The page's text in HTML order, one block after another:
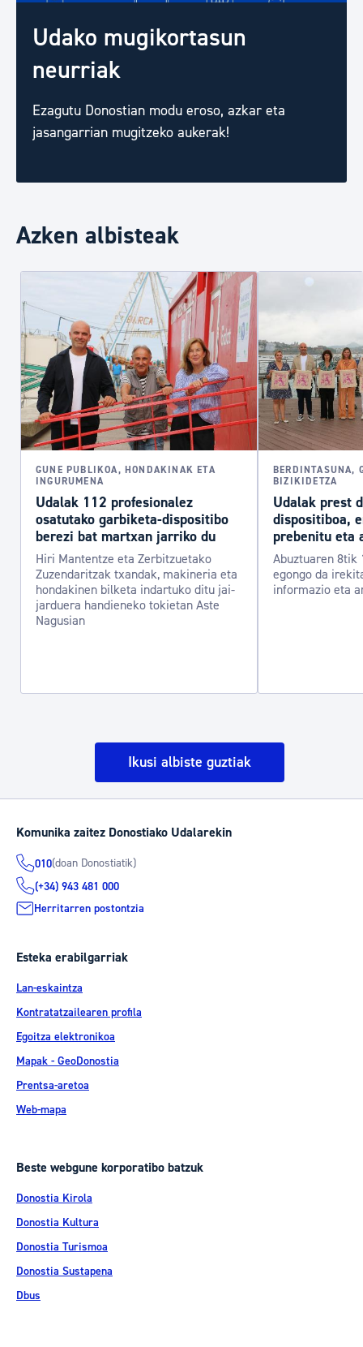
Udako mugikortasun
neurriak
Ezagutu Donostian modu eroso, azkar eta
jasangarrian mugitzeko aukerak!
Azken albisteak
GUNE PUBLIKOA, HONDAKINAK ETA
INGURUMENA
Udalak 112 profesionalez
osatutako garbiketa-dispositibo
berezi bat martxan jarriko du
Hiri Mantentze eta Zerbitzuetako
Zuzendaritzak txandak, makineria eta
hondakinen bilketa indartuko ditu jai-
jarduera handieneko tokietan Aste
Nagusian
BERDINTASUNA,
BIZIKIDETZA
Udalak prest
dispositiboa,
prebenitu eta
Abuztuaren 8tik
egongo da
informazio eta
Ikusi albiste guztiak
Komunika zaitez Donostiako Udalarekin
010(doan Donostiatik)
(+34) 943 481 000
Herritarren postontzia
Esteka erabilgarriak
Lan-eskaintza
Kontratatzailearen profila
Egoitza elektronikoa
Mapak - GeoDonostia
Prentsa-aretoa
Web-mapa
Beste webgune korporatibo batzuk
Donostia Kirola
Donostia Kultura
Donostia Turismoa
Donostia Sustapena
Dbus